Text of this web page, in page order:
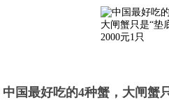
中国最好吃的4种蟹，大闸蟹